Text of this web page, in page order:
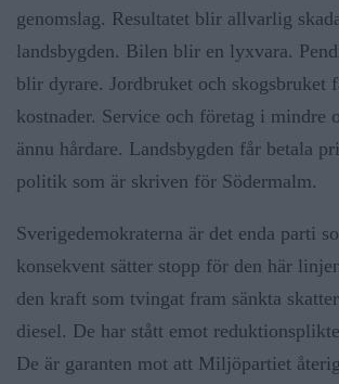
genomslag. Resultatet blir allvarlig
landsbygden. Bilen blir en lyxvara.
blir dyrare. Jordbruket och skogsbruket
kostnader. Service och företag i mindre
ännu hårdare. Landsbygden får betala
politik som är skriven för Södermalm.
Sverigedemokraterna är det enda parti
konsekvent sätter stopp för den här
den kraft som tvingat fram sänkta
diesel. De har stått emot
De är garanten mot att Miljöpartiet